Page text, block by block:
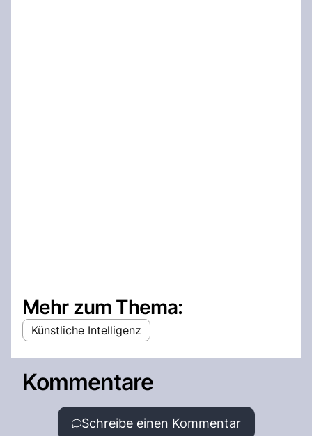
Mehr zum Thema:
Künstliche Intelligenz
Kommentare
Schreibe einen Kommentar